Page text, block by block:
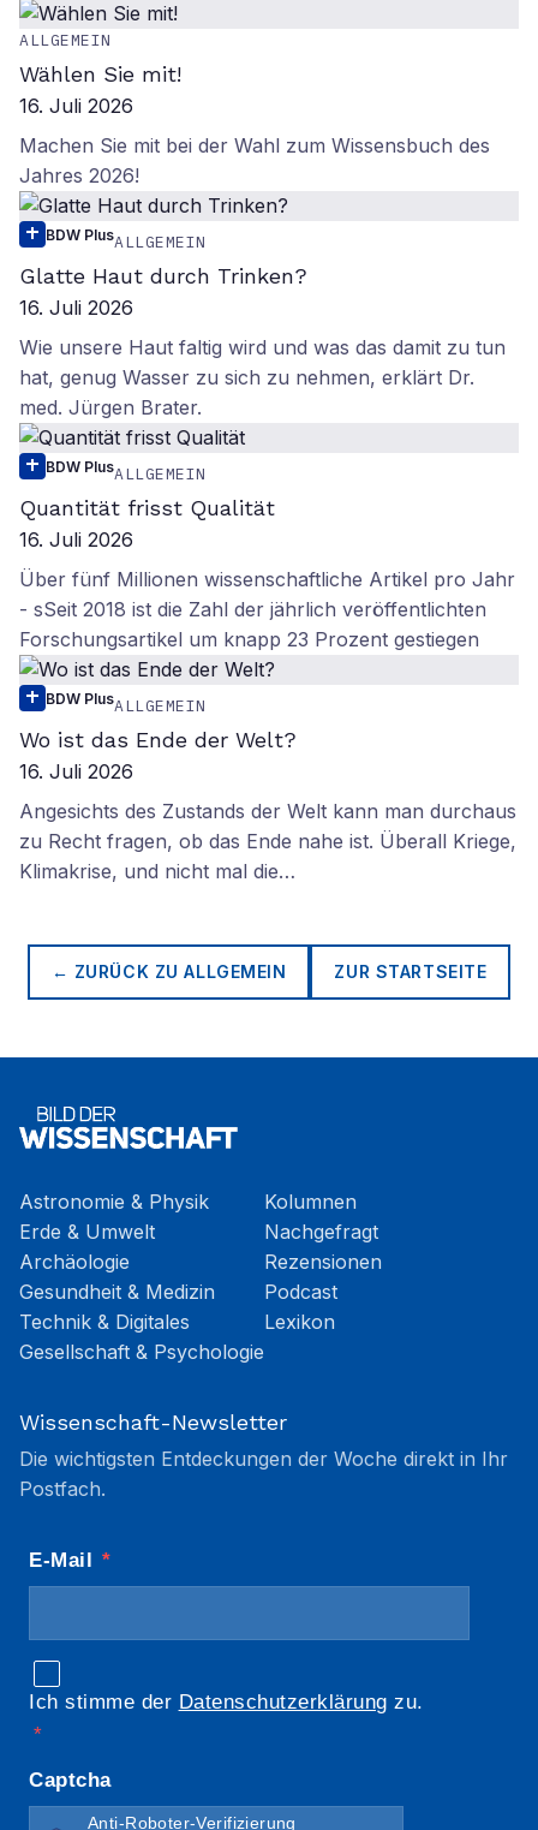
ALLGEMEIN
Wählen Sie mit!
16. Juli 2026
Machen Sie mit bei der Wahl zum Wissensbuch des
Jahres 2026!
BDW PlusALLGEMEIN
Glatte Haut durch Trinken?
16. Juli 2026
Wie unsere Haut faltig wird und was das damit zu tun
hat, genug Wasser zu sich zu nehmen, erklärt Dr.
med. Jürgen Brater.
BDW PlusALLGEMEIN
Quantität frisst Qualität
16. Juli 2026
Über fünf Millionen wissenschaftliche Artikel pro Jahr
- sSeit 2018 ist die Zahl der jährlich veröffentlichten
Forschungsartikel um knapp 23 Prozent gestiegen
BDW PlusALLGEMEIN
Wo ist das Ende der Welt?
16. Juli 2026
Angesichts des Zustands der Welt kann man durchaus
zu Recht fragen, ob das Ende nahe ist. Überall Kriege,
Klimakrise, und nicht mal die…
← ZURÜCK ZUALLGEMEIN ZUR STARTSEITE
Astronomie & Physik
Erde & Umwelt
Archäologie
Gesundheit & Medizin
Technik & Digitales
Gesellschaft & Psychologie
Kolumnen
Nachgefragt
Rezensionen
Podcast
Lexikon
Wissenschaft-Newsletter
Die wichtigsten Entdeckungen der Woche direkt in Ihr
Postfach.